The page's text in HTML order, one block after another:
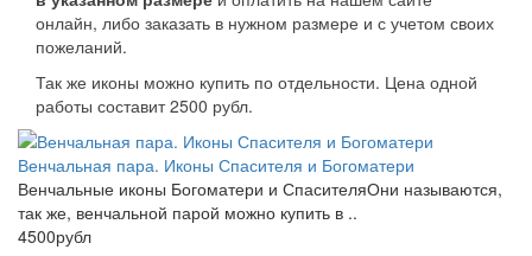
онлайн, либо заказать в нужном размере и с учетом своих
пожеланий.
Так же иконы можно купить по отдельности. Цена одной
работы составит 2500 рубл.
Венчальная пара. Иконы Спасителя и Богоматери
Венчальные иконы Богоматери и СпасителяОни называются,
так же, венчальной парой можно купить в ..
4500рубл